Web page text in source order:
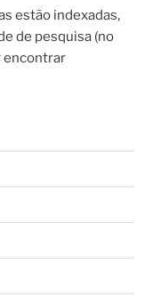
estão indexadas,
de pesquisa (no
encontrar